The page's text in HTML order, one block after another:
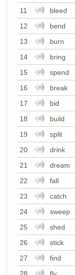
11
bleed
12
bend
13
burn
14
bring
15
spend
16
break
17
bid
18
build
19
split
20
drink
21
dream
22
fall
23
catch
24
sweep
25
shed
26
stick
27
find